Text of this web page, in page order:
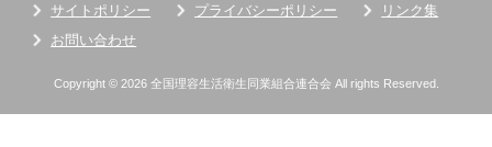
サイトポリシー プライバシーポリシー
リンク集
お問い合わせ
Copyright © 2026 全国理容生活衛生同業組合連合会 All rights Reserved.